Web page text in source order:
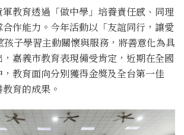
教育透過「做中學」培養責任感、同理
作能力。今年活動以「友誼同行，讓愛
孩子學習主動關懷與服務，將善意化為具
嘉義市教育表現備受肯定，近期在全國
教育面向分別獲得金獎及全台第一佳
育的成果。